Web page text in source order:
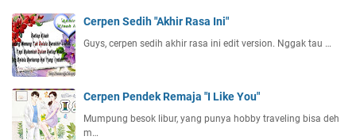
Cerpen Sedih "Akhir Rasa Ini"
Guys, cerpen sedih akhir rasa ini edit version. Nggak tau …
Cerpen Pendek Remaja "I Like You"
Mumpung besok libur, yang punya hobby traveling bisa deh
m…